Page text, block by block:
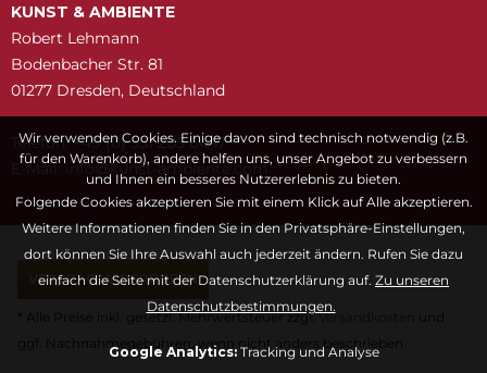
KUNST & AMBIENTE
Robert Lehmann
Bodenbacher Str. 81
01277 Dresden, Deutschland
Telefon: +49 (0) 351 205 6447
E-Mail:
moc.etneibma-t
snuk@ofni
VERTRAG WIDERRUFEN
* Alle Preise inkl. gesetzl. Mehrwertsteuer zzgl.Versandkosten
und
ggf. Nachnahmegebühren, wenn nicht anders beschrieben
Wir verwenden Cookies. Einige davon sind technisch notwendig (z.B.
für den Warenkorb), andere helfen uns, unser Angebot zu verbessern
und Ihnen ein besseres Nutzererlebnis zu bieten.
Folgende Cookies akzeptieren Sie mit einem Klick auf Alle akzeptieren.
Weitere Informationen finden Sie in den Privatsphäre-Einstellungen,
dort können Sie Ihre Auswahl auch jederzeit ändern. Rufen Sie dazu
einfach die Seite mit der Datenschutzerklärung auf. Zu unseren
Datenschutzbestimmungen.
Google Analytics:Tracking und Analyse